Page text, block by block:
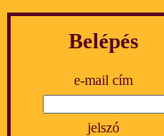
Belépés
e-mail cím
jelszó